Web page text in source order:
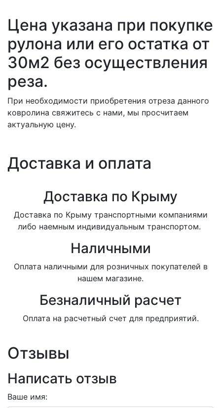
Цена указана при покупке
рулона или его остатка от
30м2 без осуществления
реза.
При необходимости приобретения отреза данного
ковролина свяжитесь с нами, мы просчитаем
актуальную цену.
Доставка и оплата
Доставка по Крыму
Доставка по Крыму транспортными компаниями
либо наемным индивидуальным транспортом.
Наличными
Оплата наличными для розничных покупателей в
нашем магазине.
Безналичный расчет
Оплата на расчетный счет для предприятий.
Отзывы
Написать отзыв
Ваше имя: